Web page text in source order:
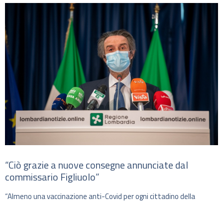
“Ciò grazie a nuove consegne annunciate dal
commissario Figliuolo”
“Almeno una vaccinazione anti-Covid per ogni cittadino della